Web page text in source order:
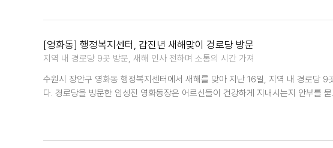
[영화동] 행정복지센터, 갑진년 새해맞이 경로당 방문
지역 내 경로당 9곳 방문, 새해 인사 전하며 소통의 시간 가져
수원시 장안구 영화동 행정복지센터에서 새해를 맞아 지난 16일, 지역 내 경로당
다. 경로당을 방문한 임성진 영화동장은 어르신들이 건강하게 지내시는지 안부를